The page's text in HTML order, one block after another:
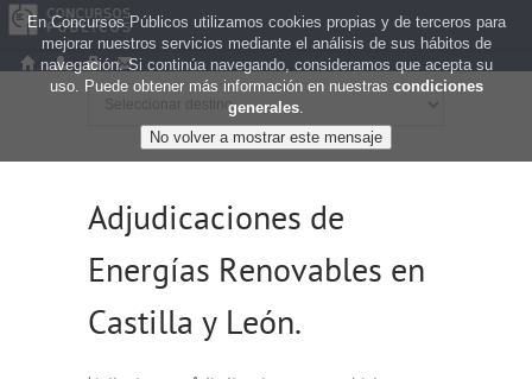
Adjudicaciones de
Energías Renovables en
Castilla y León.
En Concursos Públicos utilizamos cookies propias y de terceros para
mejorar nuestros servicios mediante el análisis de sus hábitos de
navegación. Si continúa navegando, consideramos que acepta su
uso. Puede obtener más información en nuestras condiciones
generales.